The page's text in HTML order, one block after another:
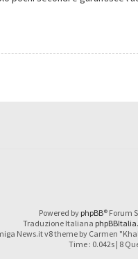
Powered by phpBB® Forum
Traduzione Italiana
News.it v8 theme by Carmen
Time : 0.042s | 8